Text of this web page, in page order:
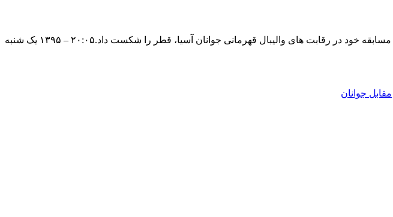
شکست قطر مقابل ایران در مسابقات والیبال قهرمانی جوانان آسیاتیم ملی والیبال جوانان ایران در دومین مسابقه خود در رقابت های والیبال قهرمانی جوانان آسیا، قطر را شکست داد.۲۰:۰۵ – ۱۳۹۵ یک شنبه
مقابل جوانان